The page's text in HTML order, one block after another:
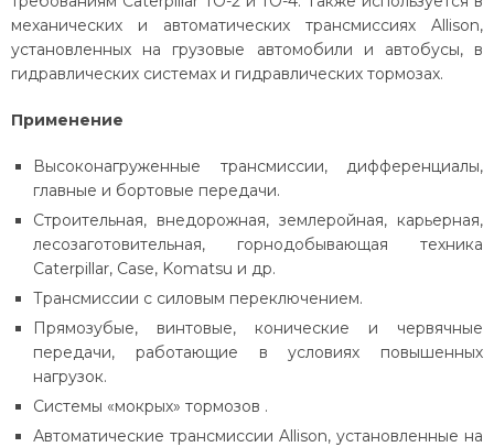
механических и автоматических трансмиссиях Allison,
установленных на грузовые автомобили и автобусы, в
гидравлических системах и гидравлических тормозах.
Применение
Высоконагруженные трансмиссии, дифференциалы,
главные и бортовые передачи.
Строительная, внедорожная, землеройная, карьерная,
лесозаготовительная, горнодобывающая техника
Caterpillar, Case, Komatsu и др.
Трансмиссии с силовым переключением.
Прямозубые, винтовые, конические и червячные
передачи, работающие в условиях повышенных
нагрузок.
Системы «мокрых» тормозов .
Автоматические трансмиссии Allison, установленные на